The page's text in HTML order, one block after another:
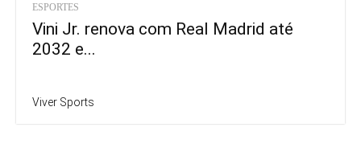
ESPORTES
Vini Jr. renova com Real Madrid até
2032 e...
Viver Sports